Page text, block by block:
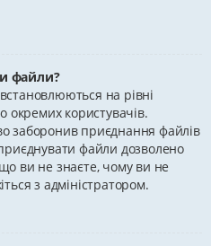
файли?
на рівні
окремих користувачів.
заборонив приєднання файлів
файли дозволено
ви не знаєте, чому ви не
з адміністратором.